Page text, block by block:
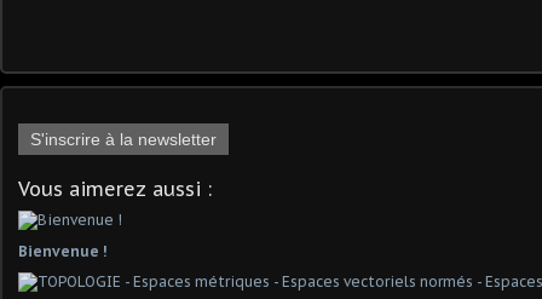
S'inscrire à la newsletter
Vous aimerez aussi :
Bienvenue !